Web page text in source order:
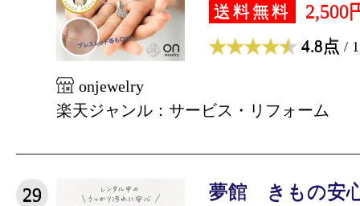
送料無料 2,500
4.8点 /
onjewelry
楽天ジャンル：サービス・リフォーム
29 夢館 きもの安